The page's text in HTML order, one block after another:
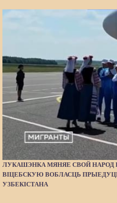
ЛУКАШЭНКА МЯНЯЕ СВОЙ НАРОД
ВІЦЕБСКУЮ ВОБЛАСЦЬ
УЗБЕКІСТАНА